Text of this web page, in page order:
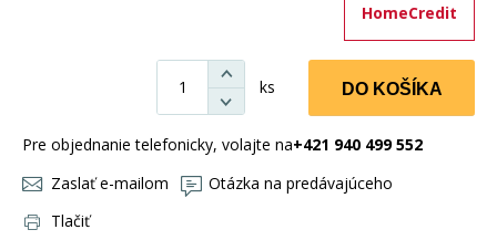
HomeCredit
ks DO KOŠÍKA
Pre objednanie telefonicky, volajte na+421 940 499 552
Zaslať e-mailom
Otázka na predávajúceho
Tlačiť